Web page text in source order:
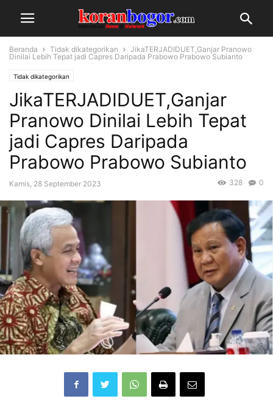
Beranda Tidak dikategorikan
JikaTERJADIDUET,Ganjar Pranowo
Dinilai Lebih Tepat jadi Capres Daripada Prabowo Prabowo Subianto
Tidak dikategorikan
JikaTERJADIDUET,Ganjar
Pranowo Dinilai Lebih Tepat
jadi Capres Daripada
Prabowo Prabowo Subianto
Kamis, 28 September 2023 0
328